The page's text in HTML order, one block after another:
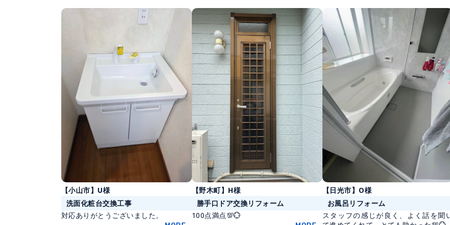
【小山市】U様
洗面化粧台交換工事
対応ありがとうございました。
【野木町】H様
勝手口ドア交換リフォーム
100点満点💯💮
【日光市】O様
お風呂リフォーム
スタッフの感じが良く、よく話を聞